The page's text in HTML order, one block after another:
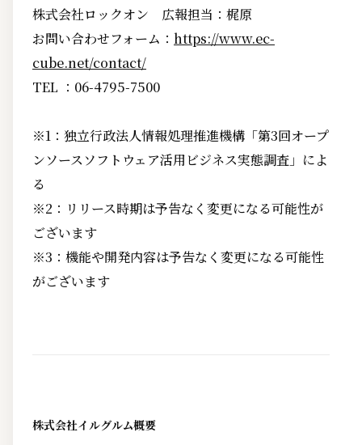
株式会社ロックオン 広報担当：梶原
お問い合わせフォーム： https://www.ec-
cube.net/contact/
TEL ：06-4795-7500
※1：独立行政法人情報処理推進機構「第3回オープ
ンソースソフトウェア活用ビジネス実態調査」によ
る
※2：リリース時期は予告なく変更になる可能性が
ございます
※3：機能や開発内容は予告なく変更になる可能性
がございます
株式会社イルグルム概要